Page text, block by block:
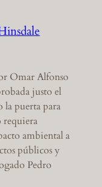
Omar Alfonso
justo el
la puerta para
requiera
ambiental a
públicos y
Pedro